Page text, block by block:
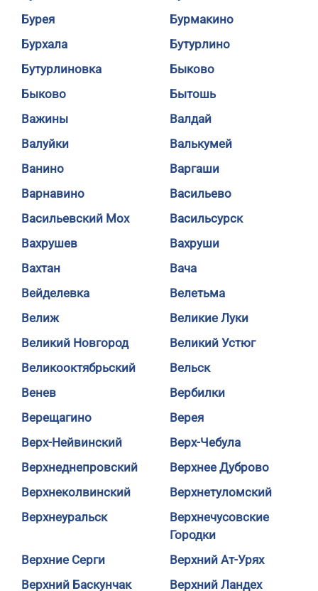
Бурея
Бурмакино
Бурхала
Бутурлино
Бутурлиновка
Быково
Быково
Бытошь
Важины
Валдай
Валуйки
Валькумей
Ванино
Варгаши
Варнавино
Васильево
Васильевский Мох
Васильсурск
Вахрушев
Вахруши
Вахтан
Вача
Вейделевка
Велетьма
Велиж
Великие Луки
Великий Новгород
Великий Устюг
Великооктябрьский
Вельск
Венев
Вербилки
Верещагино
Верея
Верх-Нейвинский
Верх-Чебула
Верхнеднепровский
Верхнее Дуброво
Верхнеколвинский
Верхнетуломский
Верхнеуральск
Верхнечусовские
Городки
Верхние Серги
Верхний Ат-Урях
Верхний Баскунчак
Верхний Ландех